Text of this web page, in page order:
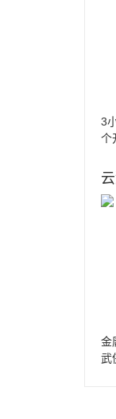
3
个
金
武